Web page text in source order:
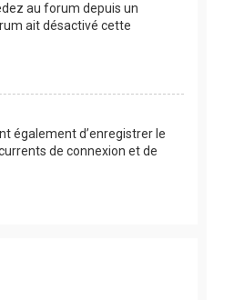
au forum depuis un
ait désactivé cette
également d’enregistrer le
de connexion et de